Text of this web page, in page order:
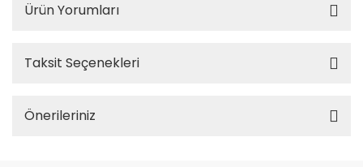
Ürün Yorumları
Taksit Seçenekleri
Önerileriniz